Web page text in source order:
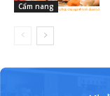
Cẩm nang